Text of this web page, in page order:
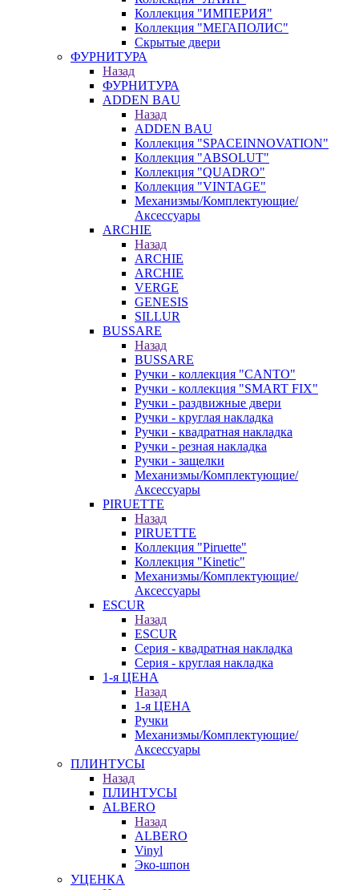
Коллекция "ИМПЕРИЯ"
Коллекция "МЕГАПОЛИС"
Скрытые двери
ФУРНИТУРА
Назад
ФУРНИТУРА
ADDEN BAU
Назад
ADDEN BAU
Коллекция "SPACEINNOVATION"
Коллекция "ABSOLUT"
Коллекция "QUADRO"
Коллекция "VINTAGE"
Механизмы/Комплектующие/
Аксессуары
ARCHIE
Назад
ARCHIE
ARCHIE
VERGE
GENESIS
SILLUR
BUSSARE
Назад
BUSSARE
Ручки - коллекция "CANTO"
Ручки - коллекция "SMART FIX"
Ручки - раздвижные двери
Ручки - круглая накладка
Ручки - квадратная накладка
Ручки - резная накладка
Ручки - защелки
Механизмы/Комплектующие/
Аксессуары
PIRUETTE
Назад
PIRUETTE
Коллекция "Piruette"
Коллекция "Kinetic"
Механизмы/Комплектующие/
Аксессуары
ESCUR
Назад
ESCUR
Серия - квадратная накладка
Серия - круглая накладка
1-я ЦЕНА
Назад
1-я ЦЕНА
Ручки
Механизмы/Комплектующие/
Аксессуары
ПЛИНТУСЫ
Назад
ПЛИНТУСЫ
ALBERO
Назад
ALBERO
Vinyl
Эко-шпон
УЦЕНКА